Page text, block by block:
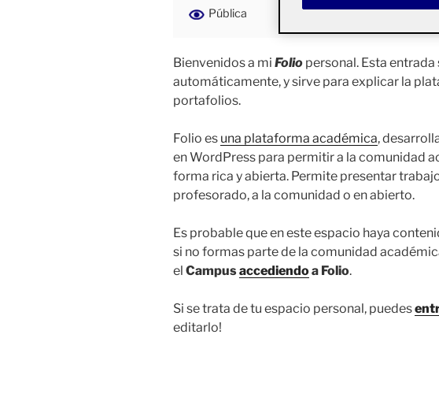
Pública
Bienvenidos a mi Folio personal. Esta entrada
automáticamente, y sirve para explicar la
portafolios.
Folio es una plataforma académica,
en WordPress para permitir a la comunidad
forma rica y abierta. Permite presentar
profesorado, a la comunidad o en abierto.
Es probable que en este espacio haya
si no formas parte de la comunidad
el Campusaccediendoa Folio.
Si se trata de tu espacio personal, puedes
editarlo!